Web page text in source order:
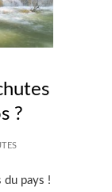
?
du pays !